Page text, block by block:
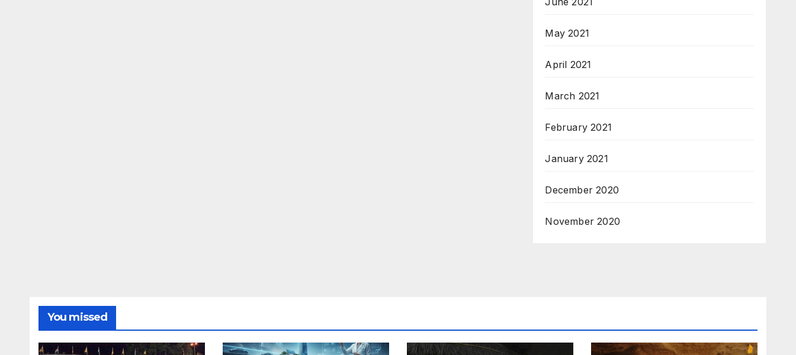
May 2021
April 2021
March 2021
February 2021
January 2021
December 2020
November 2020
You missed